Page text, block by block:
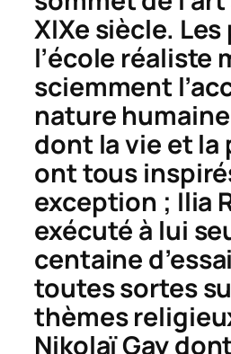
XIXe siècle.
l’école réaliste
sciemment
nature
dont la vie et la
ont tous
exception ; Ilia
exécuté à lui
centaine
toutes sortes
thèmes
Nikolaï Gay